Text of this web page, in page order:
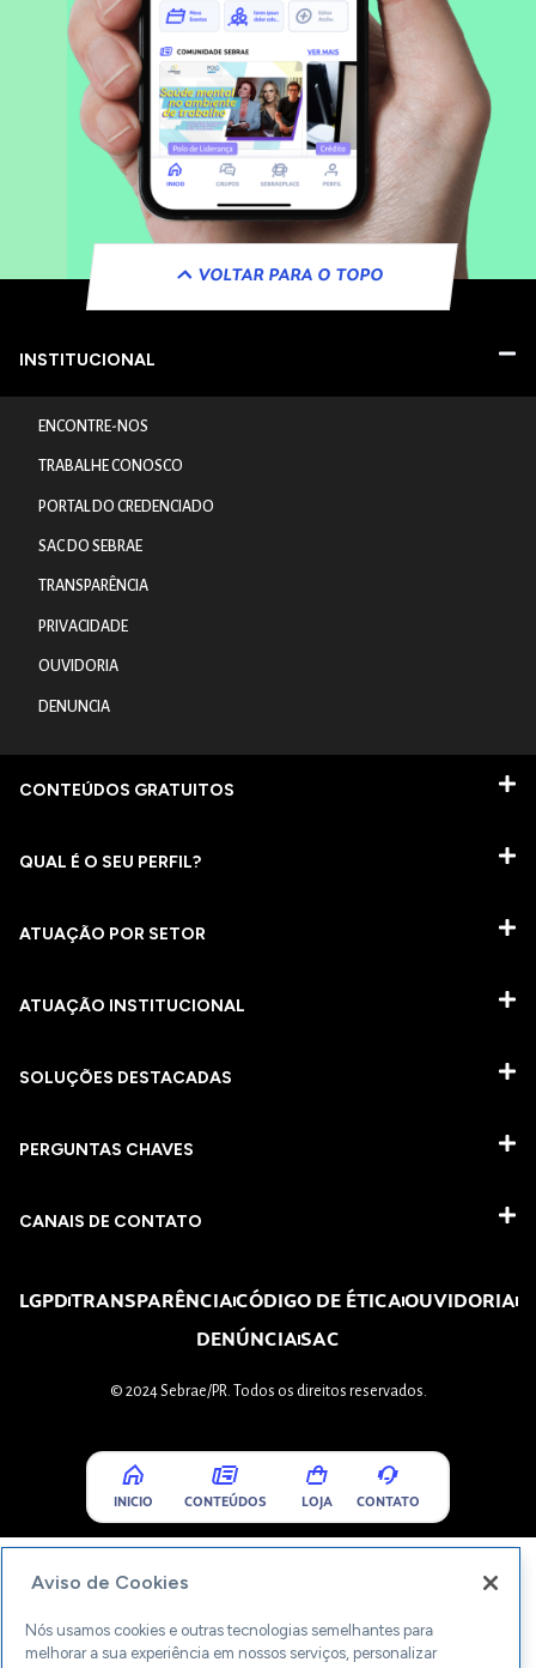
VOLTAR PARA O TOPO
INSTITUCIONAL
ENCONTRE-NOS
TRABALHE CONOSCO
PORTAL DO CREDENCIADO
SAC DO SEBRAE
TRANSPARÊNCIA
PRIVACIDADE
OUVIDORIA
DENUNCIA
CONTEÚDOS GRATUITOS
QUAL É O SEU PERFIL?
ATUAÇÃO POR SETOR
ATUAÇÃO INSTITUCIONAL
SOLUÇÕES DESTACADAS
PERGUNTAS CHAVES​
CANAIS DE CONTATO
LGPDTRANSPARÊNCIACÓDIGO DE ÉTICAOUVIDORIA
DENÚNCIASAC
© 2024 Sebrae/PR. Todos os direitos reservados.
INICIO CONTEÚDOS LOJA CONTATO
Aviso de Cookies
Nós usamos cookies e outras tecnologias semelhantes para
melhorar a sua experiência em nossos serviços, personalizar